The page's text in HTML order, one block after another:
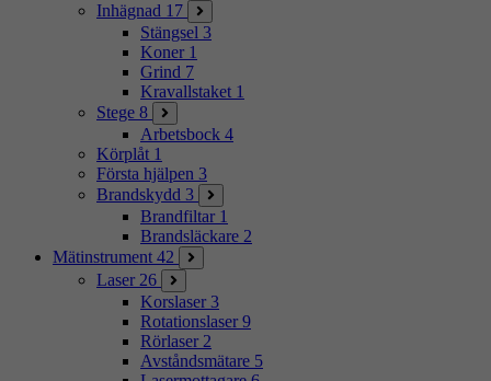
Inhägnad 17
Stängsel 3
Koner 1
Grind 7
Kravallstaket 1
Stege 8
Arbetsbock 4
Körplåt 1
Första hjälpen 3
Brandskydd 3
Brandfiltar 1
Brandsläckare 2
Mätinstrument 42
Laser 26
Korslaser 3
Rotationslaser 9
Rörlaser 2
Avståndsmätare 5